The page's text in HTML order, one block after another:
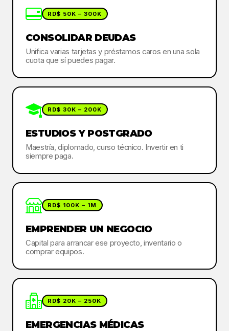
RD$ 50K – 300K
CONSOLIDAR DEUDAS
Unifica varias tarjetas y préstamos caros en una sola
cuota que sí puedes pagar.
RD$ 30K – 200K
ESTUDIOS Y POSTGRADO
Maestría, diplomado, curso técnico. Invertir en ti
siempre paga.
RD$ 100K – 1M
EMPRENDER UN NEGOCIO
Capital para arrancar ese proyecto, inventario o
comprar equipos.
RD$ 20K – 250K
EMERGENCIAS MÉDICAS